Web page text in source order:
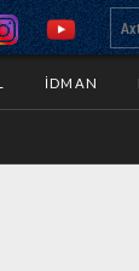
İDMAN